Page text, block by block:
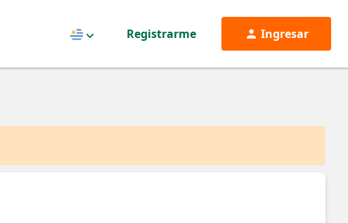
Uruguay
Registrarme Ingresar